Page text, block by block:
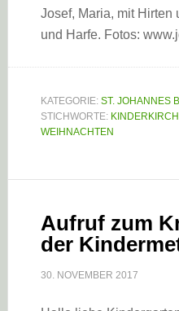
Josef, Maria, mit Hirten
und Harfe. Fotos:
KATEGORIE: ST. JOHANNES
STICHWORTE:
WEIHNACHTEN
Aufruf zum
der
30. NOVEMBER 2017